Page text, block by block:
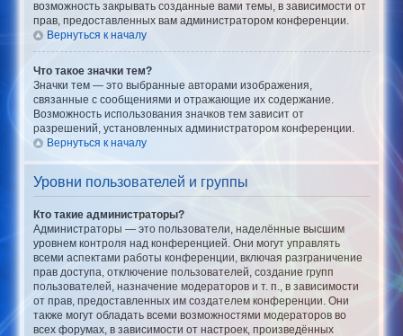
возможность закрывать созданные вами темы, в зависимости от
прав, предоставленных вам администратором конференции.
Вернуться к началу
Что такое значки тем?
Значки тем — это выбранные авторами изображения,
связанные с сообщениями и отражающие их содержание.
Возможность использования значков тем зависит от
разрешений, установленных администратором конференции.
Вернуться к началу
Уровни пользователей и группы
Кто такие администраторы?
Администраторы — это пользователи, наделённые высшим
уровнем контроля над конференцией. Они могут управлять
всеми аспектами работы конференции, включая разграничение
прав доступа, отключение пользователей, создание групп
пользователей, назначение модераторов и т. п., в зависимости
от прав, предоставленных им создателем конференции. Они
также могут обладать всеми возможностями модераторов во
всех форумах, в зависимости от настроек, произведённых